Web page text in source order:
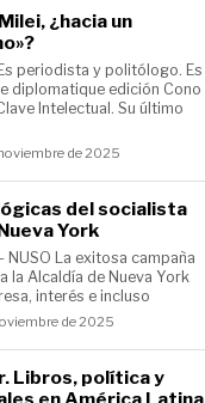
¿hacia un
periodista y politólogo. Es
diplomatique edición Cono
Intelectual. Su último
de 2025
del socialista
York
NUSO La exitosa campaña
la Alcaldía de Nueva York
interés e incluso
de 2025
Libros, política y